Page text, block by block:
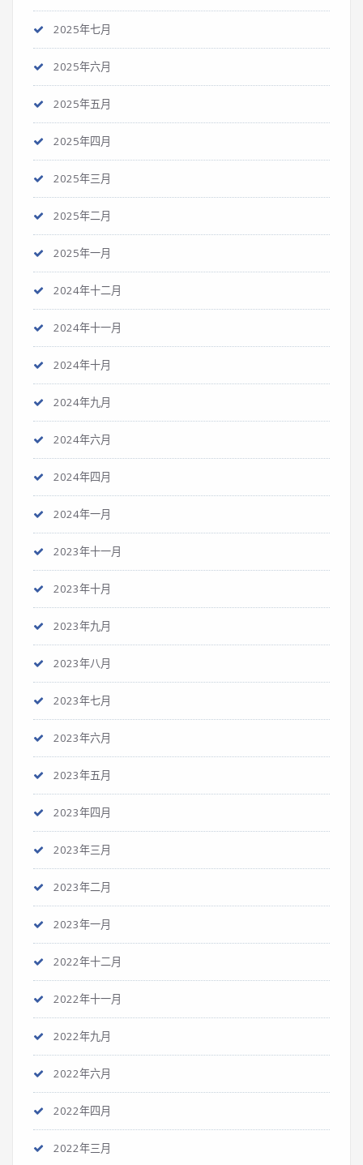
2025年七月
2025年六月
2025年五月
2025年四月
2025年三月
2025年二月
2025年一月
2024年十二月
2024年十一月
2024年十月
2024年九月
2024年六月
2024年四月
2024年一月
2023年十一月
2023年十月
2023年九月
2023年八月
2023年七月
2023年六月
2023年五月
2023年四月
2023年三月
2023年二月
2023年一月
2022年十二月
2022年十一月
2022年九月
2022年六月
2022年四月
2022年三月